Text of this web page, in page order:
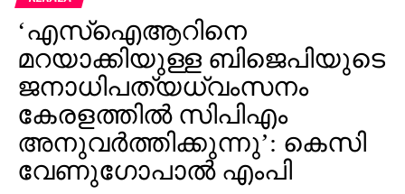
‘എസ്‌ഐആറിനെ
മറയാക്കിയുള്ള ബിജെപിയുടെ
ജനാധിപത്യധ്വംസനം
കേരളത്തില്‍ സിപിഎം
അനുവര്‍ത്തിക്കുന്നു’: കെസി
വേണുഗോപാല്‍ എംപി